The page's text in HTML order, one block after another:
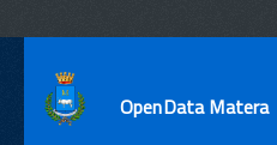
OpenData Matera